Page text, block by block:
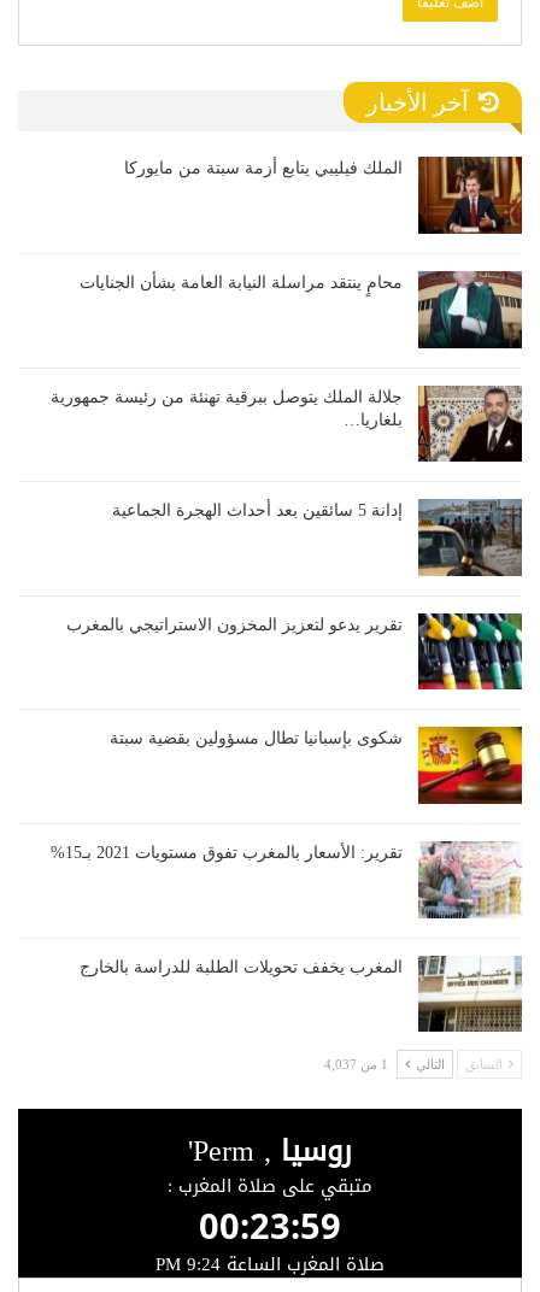
آخر الأخبار
الملك فيليبي يتابع أزمة سبتة من مايوركا
محامٍ ينتقد مراسلة النيابة العامة بشأن الجنايات
جلالة الملك يتوصل ببرقية تهنئة من رئيسة جمهورية
بلغاريا…
إدانة 5 سائقين بعد أحداث الهجرة الجماعية
تقرير يدعو لتعزيز المخزون الاستراتيجي بالمغرب
شكوى بإسبانيا تطال مسؤولين بقضية سبتة
تقرير: الأسعار بالمغرب تفوق مستويات 2021 بـ15%
المغرب يخفف تحويلات الطلبة للدراسة بالخارج
السابق التالي 1 من 4,037